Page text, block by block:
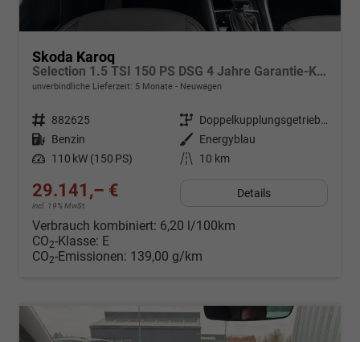
Skoda Karoq
Selection 1.5 TSI 150 PS DSG 4 Jahre Garantie-Keyless Start-AppleCarPlay-AndroidAuto-Sunset-Tempomat-2-Zonen-Klima-16''Alu
unverbindliche Lieferzeit: 5 Monate Neuwagen
Fahrzeugnr. 882625 Getriebe
Doppelkupplungsgetriebe (DSG)
Kraftstoff Benzin Außenfarbe
Energyblau
Leistung 110 kW (150 PS) Kilometerstand 10 km
29.141,– €
incl. 19% MwSt.
Details
Verbrauch kombiniert: 6,20 l/100km
CO2-Klasse: E
CO2-Emissionen: 139,00 g/km